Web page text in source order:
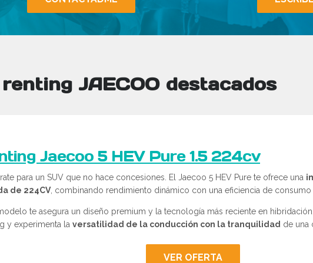
JAECOO destacados
Jaecoo 5 HEV Pure 1.5 224cv
para un SUV que no hace concesiones. El Jaecoo 5 HEV Pure te ofrece una
de 224CV, combinando rendimiento dinámico con una eficiencia de consumo
te asegura un diseño premium y la tecnología más reciente en
y experimenta la versatilidad de la conducción con la tranquilidad de una
VER OFERTA